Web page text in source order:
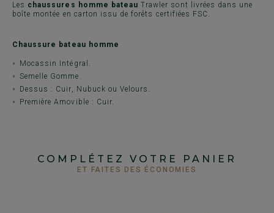
Les chaussures homme bateau Trawler sont livrées dans une
boîte montée en carton issu de forêts certifiées FSC.
Chaussure bateau homme
Mocassin Intégral.
Semelle Gomme.
Dessus : Cuir, Nubuck ou Velours.
Première Amovible : Cuir.
COMPLÉTEZ VOTRE PANIER
ET FAITES DES ÉCONOMIES